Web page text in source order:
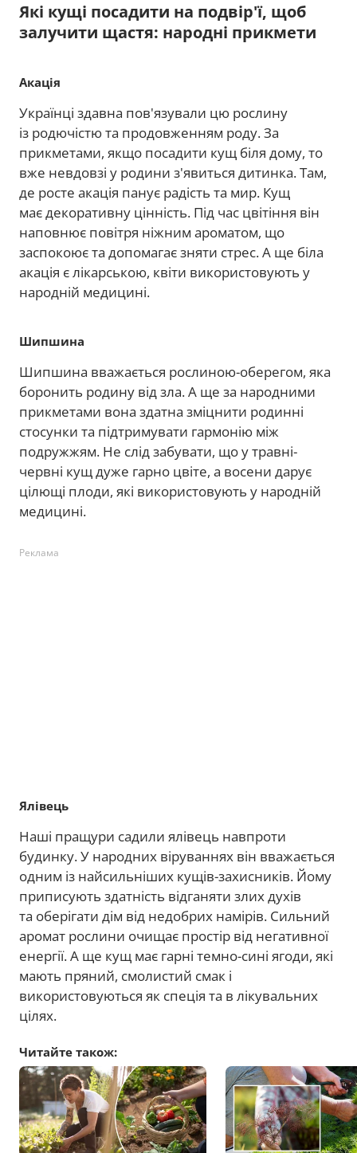
Які кущі посадити на подвір'ї, щоб
залучити щастя: народні прикмети
Акація
Українці здавна пов'язували цю рослину
із родючістю та продовженням роду. За
прикметами, якщо посадити кущ біля дому, то
вже невдовзі у родини з'явиться дитинка. Там,
де росте акація панує радість та мир. Кущ
має декоративну цінність. Під час цвітіння він
наповнює повітря ніжним ароматом, що
заспокоює та допомагає зняти стрес. А ще біла
акація є лікарською, квіти використовують у
народній медицині.
Шипшина
Шипшина вважається рослиною-оберегом, яка
боронить родину від зла. А ще за народними
прикметами вона здатна зміцнити родинні
стосунки та підтримувати гармонію між
подружжям. Не слід забувати, що у травні-
червні кущ дуже гарно цвіте, а восени дарує
цілющі плоди, які використовують у народній
медицині.
Реклама
Ялівець
Наші пращури садили ялівець навпроти
будинку. У народних віруваннях він вважається
одним із найсильніших кущів-захисників. Йому
приписують здатність відганяти злих духів
та оберігати дім від недобрих намірів. Сильний
аромат рослини очищає простір від негативної
енергії. А ще кущ має гарні темно-сині ягоди, які
мають пряний, смолистий смак і
використовуються як спеція та в лікувальних
цілях.
Читайте також: